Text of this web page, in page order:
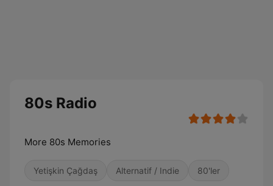
80s Radio
More 80s Memories
Yetişkin Çağdaş Alternatif / Indie 80'ler